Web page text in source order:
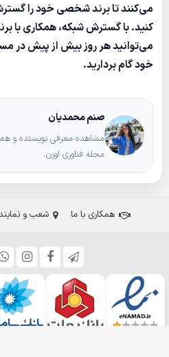
می‌کنند تا برند شخصی خود را
کنید. با گسترش شبکه، همکاری با
می‌توانید هر روز بیش از پیش در
خود گام بردارید.
صنم محمدیان
مشاهده معرفی نویسنده و
مجله فناوری اوزن.
همکاری با ما شعب و